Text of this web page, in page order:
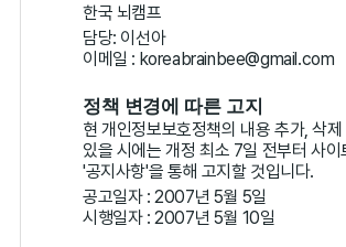
한국 뇌캠프
담당: 이선아
이메일 : koreabrainbee@gmail.com
정책 변경에 따른 고지
현 개인정보보호정책의 내용 추가, 삭제
있을 시에는 개정 최소 7일 전부터 사이
'공지사항'을 통해 고지할 것입니다.
공고일자 : 2007년 5월 5일
시행일자 : 2007년 5월 10일